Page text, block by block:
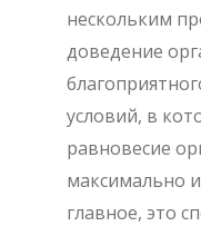
нескольким
доведение
условий, в
равновесие
максимально
главное, это